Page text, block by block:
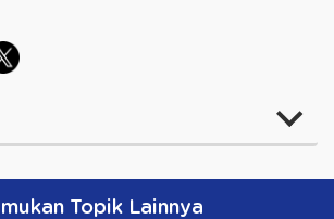
Topik Lainnya